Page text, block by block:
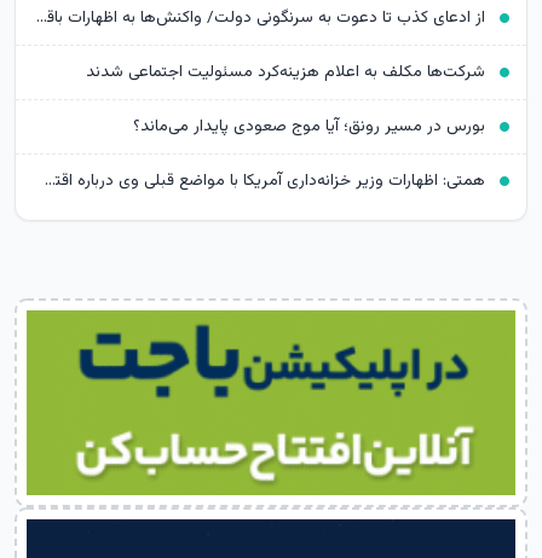
از ادعای کذب تا دعوت به سرنگونی دولت/ واکنش‌ها به اظهارات باقر خرازی‌
شرکت‌ها مکلف به اعلام هزینه‌کرد مسئولیت اجتماعی شدند
بورس در مسیر رونق؛ آیا موج صعودی پایدار می‌ماند؟
همتی: اظهارات وزیر خزانه‌داری آمریکا با مواضع قبلی وی درباره اقتصاد ایران متناقض است